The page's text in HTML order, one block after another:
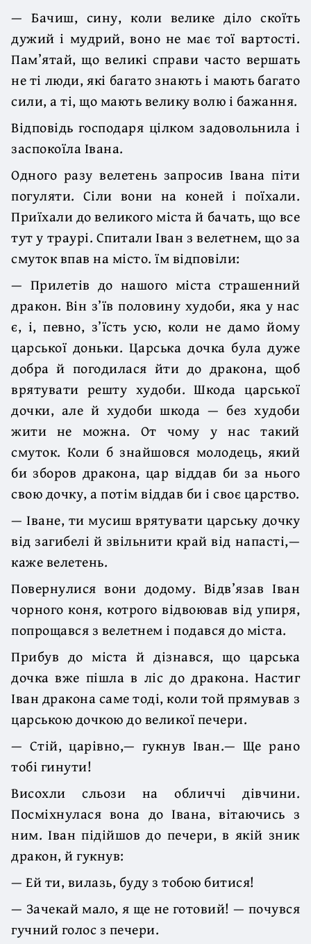
— Бачиш, сину, коли велике діло скоїть
дужий і мудрий, воно не має тої вартості.
Пам’ятай, що великі справи часто вершать
не ті люди, які багато знають і мають багато
сили, а ті, що мають велику волю і бажання.
Відповідь господаря цілком задовольнила і
заспокоїла Івана.
Одного разу велетень запросив Івана піти
погуляти. Сіли вони на коней і поїхали.
Приїхали до великого міста й бачать, що все
тут у траурі. Спитали Іван з велетнем, що за
смуток впав на місто. їм відповіли:
— Прилетів до нашого міста страшенний
дракон. Він з’їв половину худоби, яка у нас
є, і, певно, з’їсть усю, коли не дамо йому
царської доньки. Царська дочка була дуже
добра й погодилася йти до дракона, щоб
врятувати решту худоби. Шкода царської
дочки, але й худоби шкода — без худоби
жити не можна. От чому у нас такий
смуток. Коли б знайшовся молодець, який
би зборов дракона, цар віддав би за нього
свою дочку, а потім віддав би і своє царство.
— Іване, ти мусиш врятувати царську дочку
від загибелі й звільнити край від напасті,—
каже велетень.
Повернулися вони додому. Відв’язав Іван
чорного коня, котрого відвоював від упиря,
попрощався з велетнем і подався до міста.
Прибув до міста й дізнався, що царська
дочка вже пішла в ліс до дракона. Настиг
Іван дракона саме тоді, коли той прямував з
царською дочкою до великої печери.
— Стій, царівно,— гукнув Іван.— Ще рано
тобі гинути!
Висохли сльози на обличчі дівчини.
Посміхнулася вона до Івана, вітаючись з
ним. Іван підійшов до печери, в якій зник
дракон, й гукнув:
— Ей ти, вилазь, буду з тобою битися!
— Зачекай мало, я ще не готовий! — почувся
гучний голос з печери.